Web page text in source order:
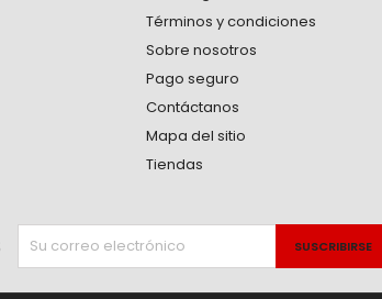
Términos y condiciones
Sobre nosotros
Pago seguro
Contáctanos
Mapa del sitio
Tiendas